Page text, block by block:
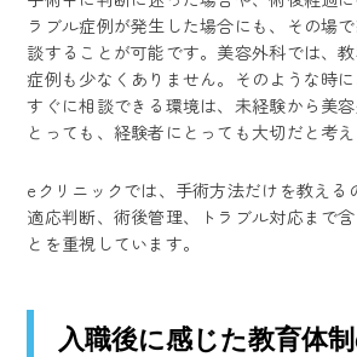
ラブル症例が発生した場合にも、その場
談することが可能です。美容外科では、
症例も少なくありません。そのような時
すぐに相談できる環境は、未経験から美
とっても、経験者にとっても大切だと考え
eクリニックでは、手術方法だけを教える
適応判断、術後管理、トラブル対応まで
とを重視しています。
入職後に感じた教育体